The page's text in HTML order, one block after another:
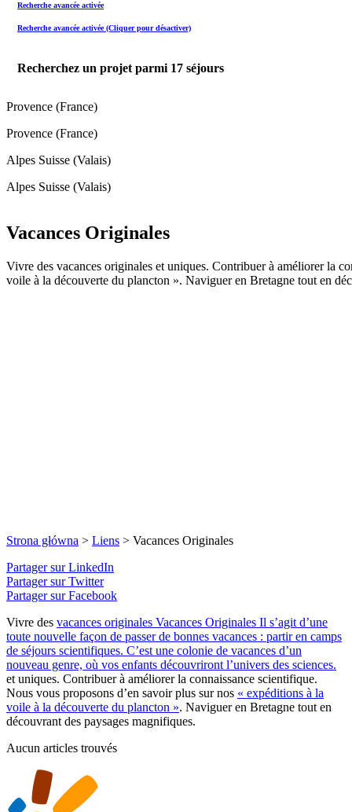
Recherche avancée activée
Recherche avancée activée (Cliquer pour désactiver)
Recherchez un projet parmi 17 séjours
Provence (France)
Provence (France)
Alpes Suisse (Valais)
Alpes Suisse (Valais)
Vacances Originales
Vivre des vacances originales et uniques. Contribuer à améliorer la
voile à la découverte du plancton ». Naviguer en Bretagne tout en
Strona główna > Liens > Vacances Originales
Partager sur LinkedIn
Partager sur Twitter
Partager sur Facebook
Vivre des vacances originales Vacances Originales Il s’agit d’une
toute nouvelle façon de passer de bonnes vacances : partir en camps
de séjours scientifiques. C’est une colonie de vacances d’un
nouveau genre, où vos enfants découvriront l’univers des sciences.
et uniques. Contribuer à améliorer la connaissance scientifique.
Nous vous proposons d’en savoir plus sur nos « expéditions à la
voile à la découverte du plancton ». Naviguer en Bretagne tout en
découvrant des paysages magnifiques.
Aucun articles trouvés